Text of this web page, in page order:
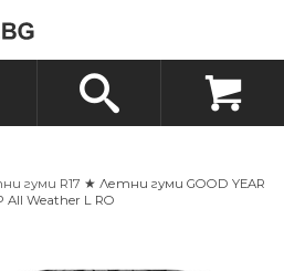
гуми R17 ★ Летни гуми GOOD YEAR
All Weather L RO